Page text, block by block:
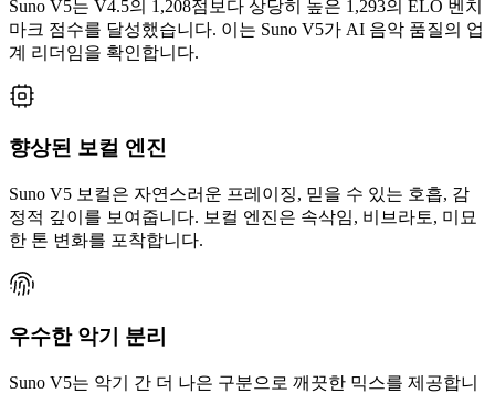
Suno V5는 V4.5의 1,208점보다 상당히 높은 1,293의 ELO 벤치
마크 점수를 달성했습니다. 이는 Suno V5가 AI 음악 품질의 업
계 리더임을 확인합니다.
향상된 보컬 엔진
Suno V5 보컬은 자연스러운 프레이징, 믿을 수 있는 호흡, 감
정적 깊이를 보여줍니다. 보컬 엔진은 속삭임, 비브라토, 미묘
한 톤 변화를 포착합니다.
우수한 악기 분리
Suno V5는 악기 간 더 나은 구분으로 깨끗한 믹스를 제공합니